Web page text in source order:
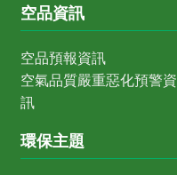
空品資訊
空品預報資訊
空氣品質嚴重惡化預警資
訊
環保主題